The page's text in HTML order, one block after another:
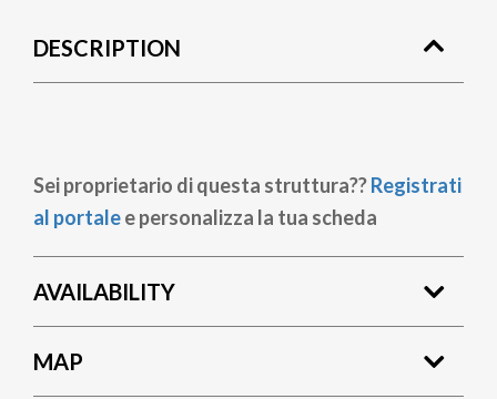
DESCRIPTION
Sei proprietario di questa struttura??Registrati
al portalee personalizza la tua scheda
AVAILABILITY
MAP